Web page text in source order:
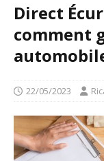
Direct
comment
22/05/2023